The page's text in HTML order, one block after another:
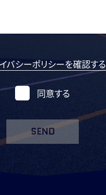
バシーポリシーを確認する
同意する
SEND